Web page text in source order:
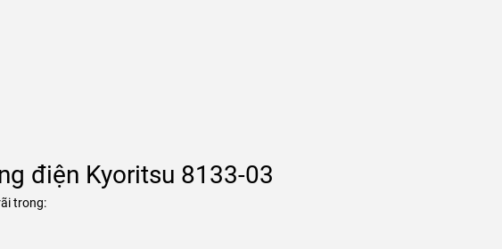
điện Kyoritsu 8133-03
trong: